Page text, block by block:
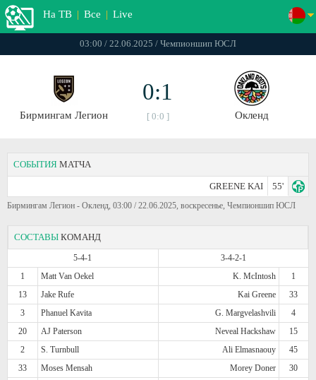
На ТВ | Все | Live
03:00 / 22.06.2025 / Чемпионшип ЮСЛ
Бирмингам Легион
0:1
[ 0:0 ] Окленд
СОБЫТИЯ МАТЧА
GREENE KAI 55'
Бирмингам Легион - Окленд, 03:00 / 22.06.2025, воскресенье, Чемпионшип ЮСЛ
СОСТАВЫ КОМАНД
5-4-1
3-4-2-1
1
Matt Van Oekel K. McIntosh
1
13
Jake Rufe Kai Greene
33
3
Phanuel Kavita G. Margvelashvili
4
20
AJ Paterson Neveal Hackshaw
15
2
S. Turnbull Ali Elmasnaouy
45
33
Moses Mensah Morey Doner
30